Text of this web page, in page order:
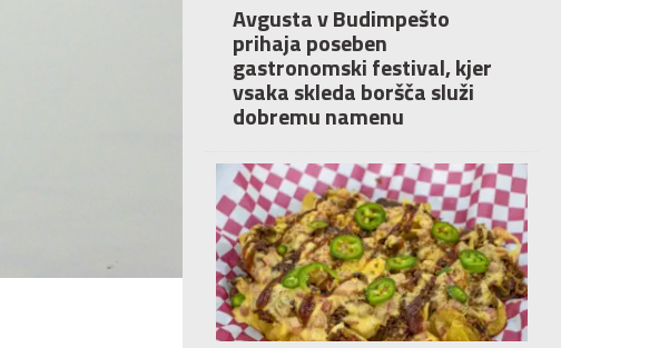
Avgusta v Budimpešto
prihaja poseben
gastronomski festival, kjer
vsaka skleda boršča služi
dobremu namenu